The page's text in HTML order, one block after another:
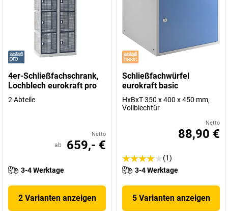
4er-Schließfachschrank,
Lochblech eurokraft pro
2 Abteile
Netto
ab 659,- €
3-4 Werktage
2 Varianten anzeigen
Schließfachwürfel
eurokraft basic
HxBxT 350 x 400 x 450 mm,
Vollblechtür
Netto
88,90 €
(1)
3-4 Werktage
5 Varianten anzeigen